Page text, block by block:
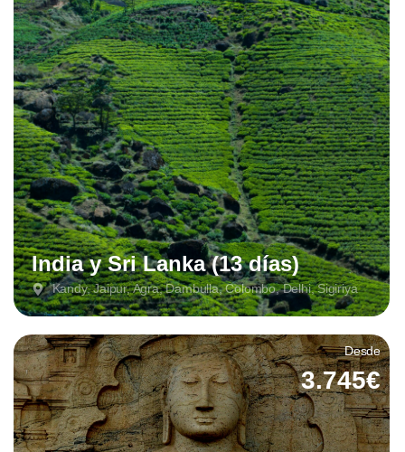
India y Sri Lanka (13 días)
Kandy, Jaipur, Agra, Dambulla, Colombo, Delhi, Sigiriya
Desde
3.745€